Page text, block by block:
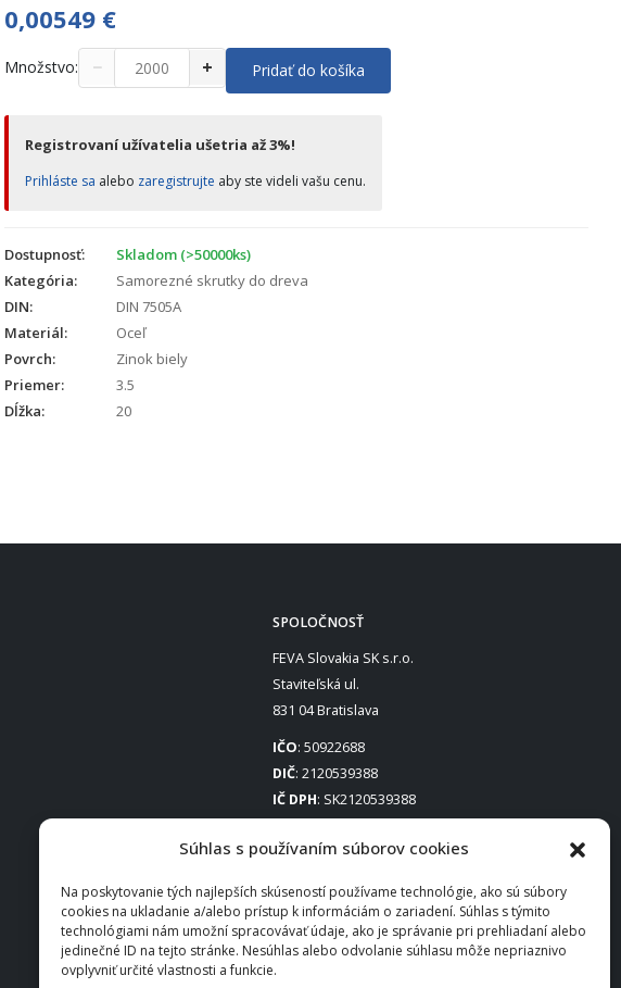
Súhlas s používaním súborov cookies
Na poskytovanie tých najlepších skúseností používame technológie, ako sú súbory
cookies na ukladanie a/alebo prístup k informáciám o zariadení. Súhlas s týmito
technológiami nám umožní spracovávať údaje, ako je správanie pri prehliadaní alebo
jedinečné ID na tejto stránke. Nesúhlas alebo odvolanie súhlasu môže nepriaznivo
ovplyvniť určité vlastnosti a funkcie.
0,00549 €
Množstvo: − + Pridať do košíka
Registrovaní užívatelia ušetria až 3%!
Prihláste sa alebo zaregistrujte aby ste videli vašu cenu.
Dostupnosť:
Skladom (>50000ks)
Kategória:
Samorezné skrutky do dreva
DIN:
DIN 7505A
Materiál:
Oceľ
Povrch:
Zinok biely
Priemer:
3.5
Dĺžka:
20
SPOLOČNOSŤ
FEVA Slovakia SK s.r.o.
Staviteľská ul.
831 04 Bratislava
IČO: 50922688
DIČ: 2120539388
IČ DPH: SK2120539388